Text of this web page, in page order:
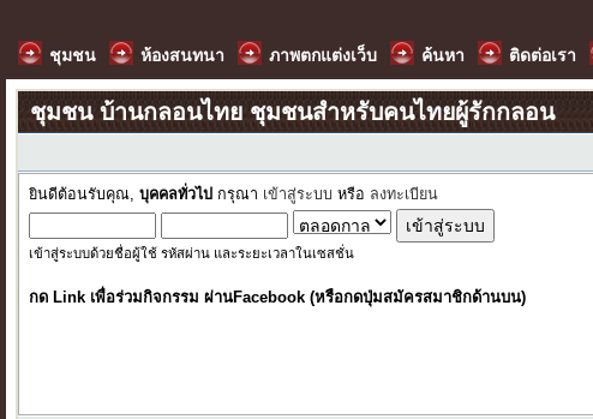
ชุมชน ห้องสนทนา ภาพตกแต่งเว็บ ค้นหา ติดต่อเรา
ชุมชน บ้านกลอนไทย ชุมชนสำหรับคนไทยผู้รักกลอน
ยินดีต้อนรับคุณ,บุคคลทั่วไป กรุณา เข้าสู่ระบบ หรือ ลงทะเบียน
เข้าสู่ระบบด้วยชื่อผู้ใช้ รหัสผ่าน และระยะเวลาในเซสชั่น
กด Link เพื่อร่วมกิจกรรม ผ่านFacebook (หรือกดปุ่มสมัครสมาชิกด้านบน)